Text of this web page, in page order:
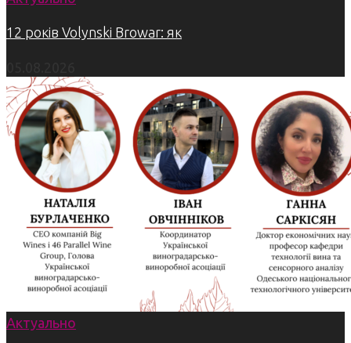
12 років Volynski Browar: як
Актуально